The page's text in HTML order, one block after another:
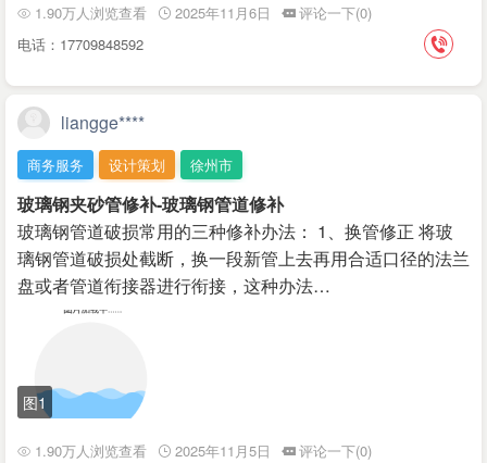
1.90万人浏览查看 2025年11月6日
评论一下(0)
电话：17709848592
liangge****
商务服务 设计策划 徐州市
玻璃钢夹砂管修补-玻璃钢管道修补
玻璃钢管道破损常用的三种修补办法： 1、换管修正 将玻
璃钢管道破损处截断，换一段新管上去再用合适口径的法兰
盘或者管道衔接器进行衔接，这种办法…
图1
1.90万人浏览查看 2025年11月5日
评论一下(0)